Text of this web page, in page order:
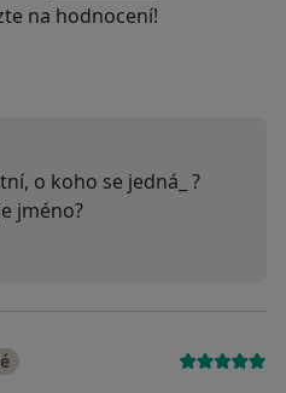
na hodnocení!
o koho se jedná_ ?
jméno?